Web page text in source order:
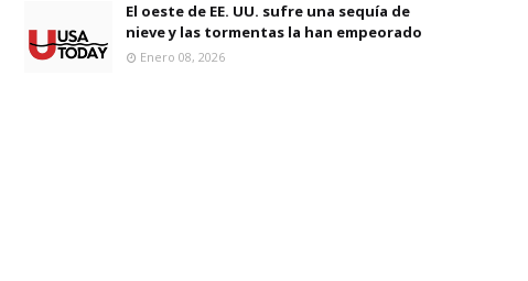
El oeste de EE. UU. sufre una sequía de
nieve y las tormentas la han empeorado
Enero 08, 2026